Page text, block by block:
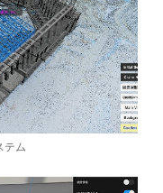
テム